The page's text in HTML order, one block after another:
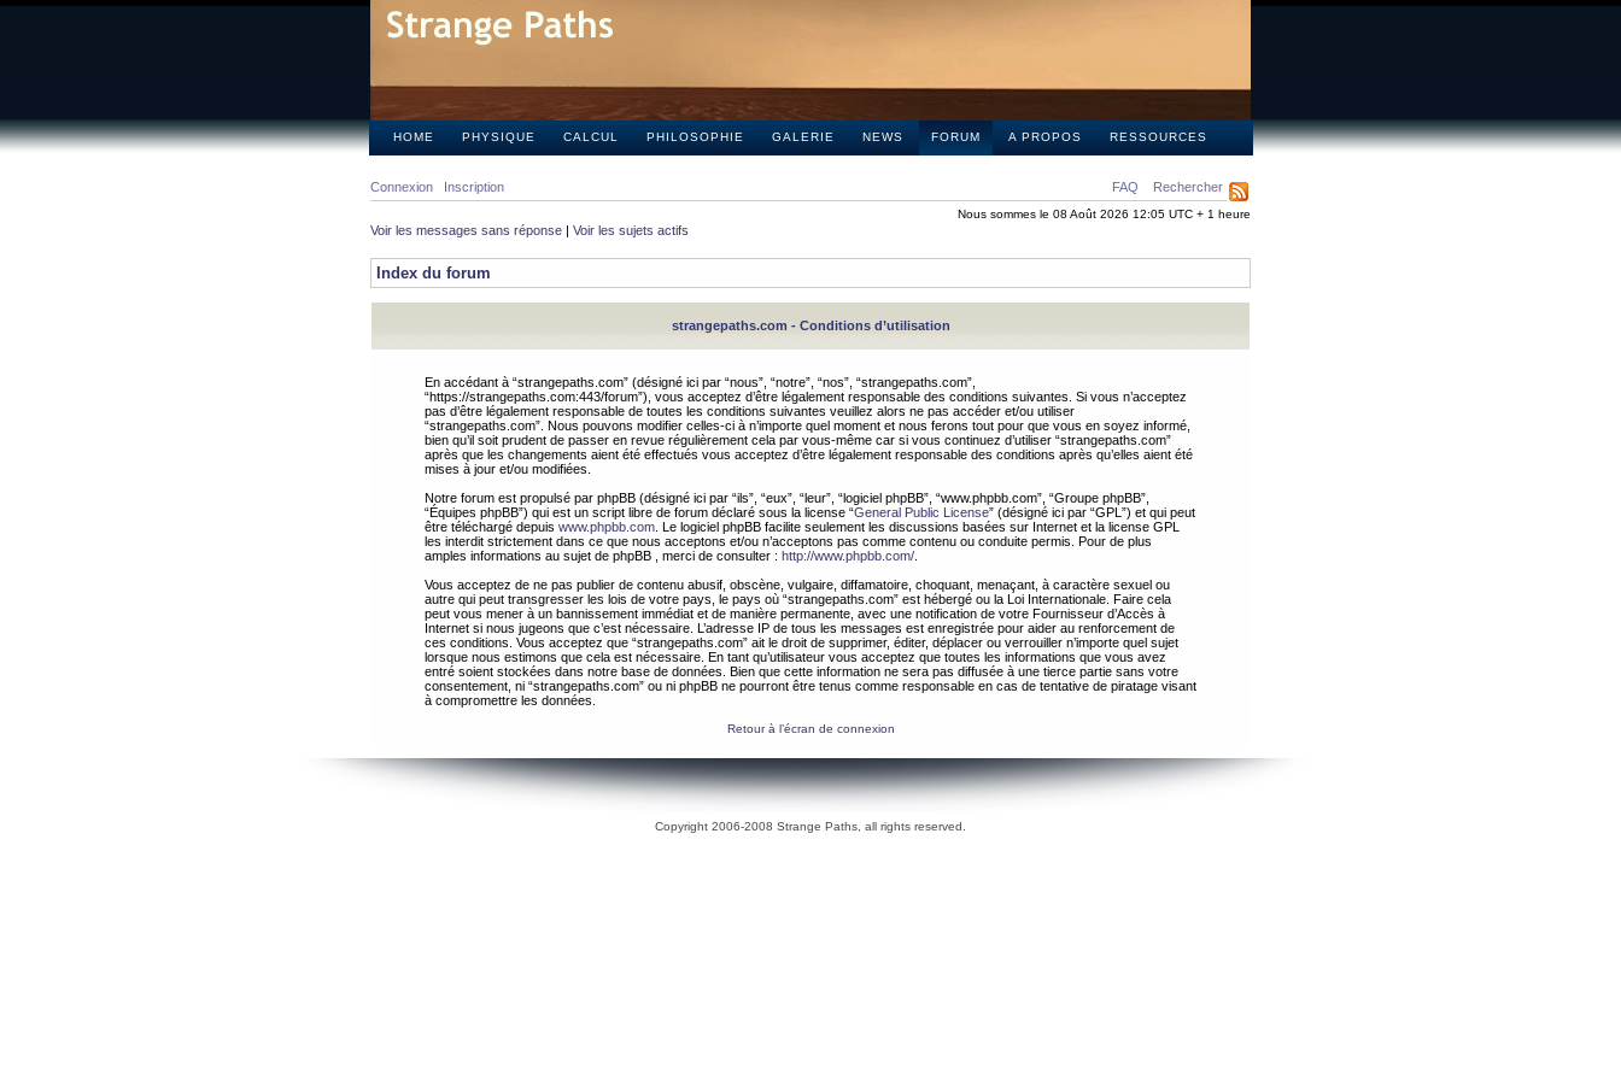
HOME PHYSIQUE CALCUL PHILOSOPHIE GALERIE NEWS FORUM A PROPOS RESSOURCES
FAQ Rechercher
Connexion Inscription
Nous sommes le 08 Août 2026 12:05 UTC + 1 heure
Voir les messages sans réponse | Voir les sujets actifs
Index du forum
strangepaths.com - Conditions d’utilisation
En accédant à “strangepaths.com” (désigné ici par “nous”, “notre”, “nos”, “strangepaths.com”,
“https://strangepaths.com:443/forum”), vous acceptez d’être légalement responsable des conditions suivantes. Si vous n’acceptez
pas d’être légalement responsable de toutes les conditions suivantes veuillez alors ne pas accéder et/ou utiliser
“strangepaths.com”. Nous pouvons modifier celles-ci à n’importe quel moment et nous ferons tout pour que vous en soyez informé,
bien qu’il soit prudent de passer en revue régulièrement cela par vous-même car si vous continuez d’utiliser “strangepaths.com”
après que les changements aient été effectués vous acceptez d’être légalement responsable des conditions après qu’elles aient été
mises à jour et/ou modifiées.
Notre forum est propulsé par phpBB (désigné ici par “ils”, “eux”, “leur”, “logiciel phpBB”, “www.phpbb.com”, “Groupe phpBB”,
“Équipes phpBB”) qui est un script libre de forum déclaré sous la license “General Public License” (désigné ici par “GPL”) et qui peut
être téléchargé depuis www.phpbb.com . Le logiciel phpBB facilite seulement les discussions basées sur Internet et la license GPL
les interdit strictement dans ce que nous acceptons et/ou n’acceptons pas comme contenu ou conduite permis. Pour de plus
amples informations au sujet de phpBB , merci de consulter : http://www.phpbb.com/
Vous acceptez de ne pas publier de contenu abusif, obscène, vulgaire, diffamatoire, choquant, menaçant, à caractère sexuel ou
autre qui peut transgresser les lois de votre pays, le pays où “strangepaths.com” est hébergé ou la Loi Internationale. Faire cela
peut vous mener à un bannissement immédiat et de manière permanente, avec une notification de votre Fournisseur d’Accès à
Internet si nous jugeons que c’est nécessaire. L’adresse IP de tous les messages est enregistrée pour aider au renforcement de
ces conditions. Vous acceptez que “strangepaths.com” ait le droit de supprimer, éditer, déplacer ou verrouiller n’importe quel sujet
lorsque nous estimons que cela est nécessaire. En tant qu’utilisateur vous acceptez que toutes les informations que vous avez
entré soient stockées dans notre base de données. Bien que cette information ne sera pas diffusée à une tierce partie sans votre
consentement, ni “strangepaths.com” ou ni phpBB ne pourront être tenus comme responsable en cas de tentative de piratage visant
à compromettre les données.
Retour à l’écran de connexion
Copyright 2006-2008 Strange Paths, all rights reserved.